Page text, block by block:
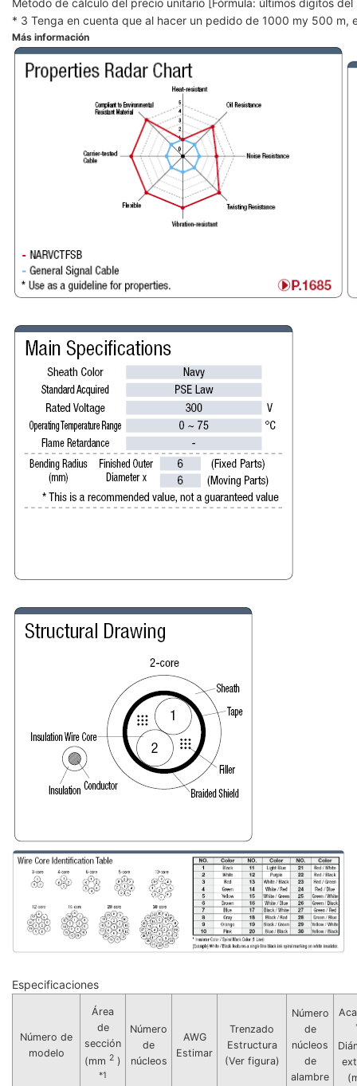
* 3 Tenga en cuenta que al hacer un pedido de 1000 my 500
Más información
Especificaciones
Número de
modelo
Área
de
sección
(mm 2 )
*1
Número
de
núcleos
AWG
Estimar
Trenzado
Estructura
(Ver figura)
Número
de
núcleos
de
alambre